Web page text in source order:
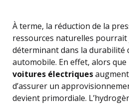
À terme, la réduction de la
ressources naturelles
déterminant dans la durabilité
automobile. En effet, alors
voitures électriques
d’assurer un
devient primordiale.